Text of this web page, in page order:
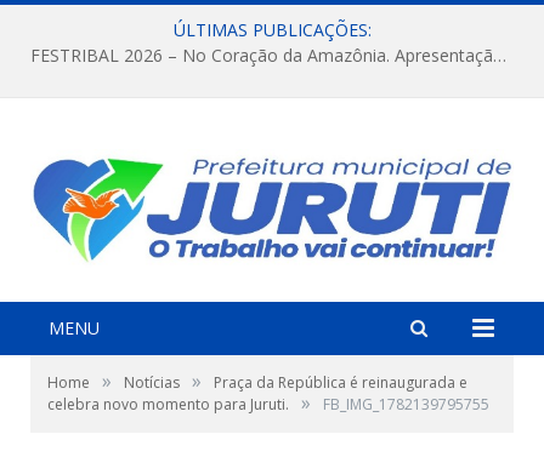
ÚLTIMAS PUBLICAÇÕES:
FESTRIBAL 2026 – No Coração da Amazônia. Apresentação da Munduruku.
MENU
Home » Notícias »
Praça da República é reinaugurada e
celebra novo momento para Juruti.
» FB_IMG_1782139795755